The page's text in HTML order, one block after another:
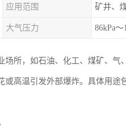
应用范围 矿井、
大气压力 86kPa～
所，如石油、化工、煤矿、气
高温引发外部爆炸。具体用途